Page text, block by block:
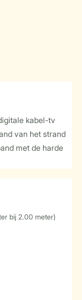
kabel-tv
van het strand
met de harde
bij 2.00 meter)